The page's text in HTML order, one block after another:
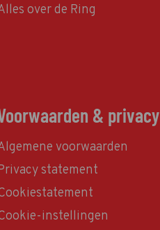
over de Ring
& privacy
voorwaarden
statement
instellingen